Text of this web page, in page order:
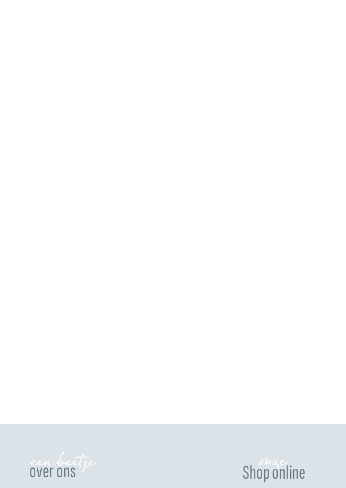
een beetje
over ons onze
Shop online